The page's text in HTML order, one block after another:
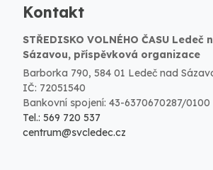
Kontakt
STŘEDISKO VOLNÉHO ČASU Ledeč
Sázavou, příspěvková organizace
Barborka 790, 584 01 Ledeč nad
IČ: 72051540
Bankovní spojení: 43-6370670287/0100
Tel.: 569 720 537
centrum@svcledec.cz